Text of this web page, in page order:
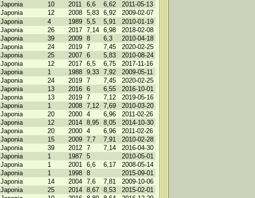
Japonia 10 2011 6,6 6,62
2011-05-13
Japonia 12 2008 5,83 6,92
2009-02-07
Japonia 4 1989 5,5 5,91
2010-01-19
Japonia 26 2017 7,14 6,98
2018-02-08
Japonia 39 2009 8 6,3
2010-04-18
Japonia 24 2019 7 7,45
2020-02-25
Japonia 25 2007 6 5,83
2010-08-24
Japonia 12 2017 6,5 6,75
2017-11-16
Japonia 1 1988 9,33 7,92
2009-05-11
Japonia 24 2019 7 7,45
2020-02-25
Japonia 13 2016 6 6,55
2016-10-01
Japonia 13 2019 7 7,12
2019-05-16
Japonia 1 2008 7,12 7,69
2010-03-20
Japonia 20 2000 4 6,96
2011-02-26
Japonia 12 2014 8,95 8,05
2014-10-30
Japonia 20 2000 4 6,96
2011-02-26
Japonia 15 2009 7,7 7,91
2010-02-28
Japonia 39 2012 7 7,14
2016-04-30
Japonia 1 1987 5
2010-05-01
Japonia 1 2001 6,6 6,17
2008-05-14
Japonia 1 1998 8
2015-09-01
Japonia 14 2004 7,6 7,81
2009-10-06
Japonia 25 2014 8,67 8,53
2015-02-01